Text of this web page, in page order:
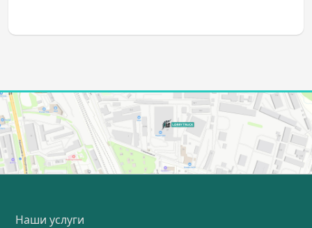
Наши услуги